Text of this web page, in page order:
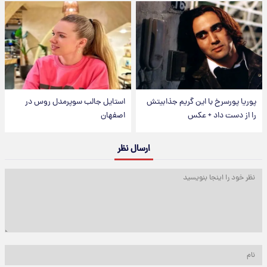
پوریا پورسرخ با این گریم جذابیتش
را از دست داد + عکس
استایل جالب سوپرمدل روس در
اصفهان
ارسال نظر